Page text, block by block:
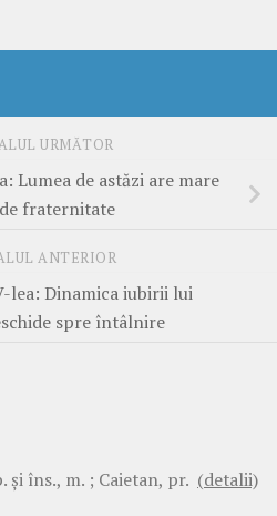
URMĂTOR
Lumea de astăzi are mare
fraternitate
ANTERIOR
lea: Dinamica iubirii lui
spre întâlnire
şi îns., m. ; Caietan, pr. (detalii)